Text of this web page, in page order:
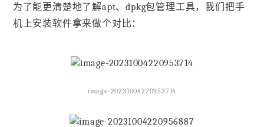
为了能更清楚地了解apt、dpkg包管理工具，我们把手
机上安装软件拿来做个对比：
image-20231004220953714